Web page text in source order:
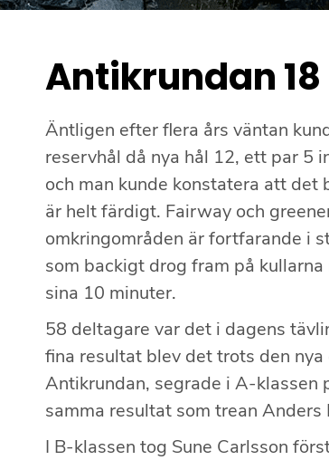
Antikrundan 18
Äntligen efter flera års väntan
reservhål då nya hål 12, ett par 5
och man kunde konstatera att det
är helt färdigt. Fairway och
omkringområden är fortfarande i
som backigt drog fram på
sina 10 minuter.
58 deltagare var det i dagens
fina resultat blev det trots den
Antikrundan, segrade i A-klassen
samma resultat som trean Anders
I B-klassen tog Sune Carlsson